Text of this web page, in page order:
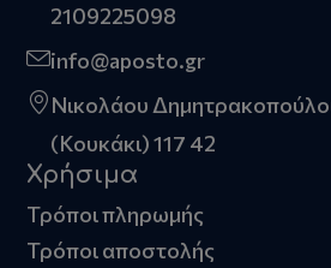
2109225098
info@aposto.gr
Νικολάου
(Κουκάκι) 117 42
Χρήσιμα
Τρόποι πληρωμής
Τρόποι αποστολής